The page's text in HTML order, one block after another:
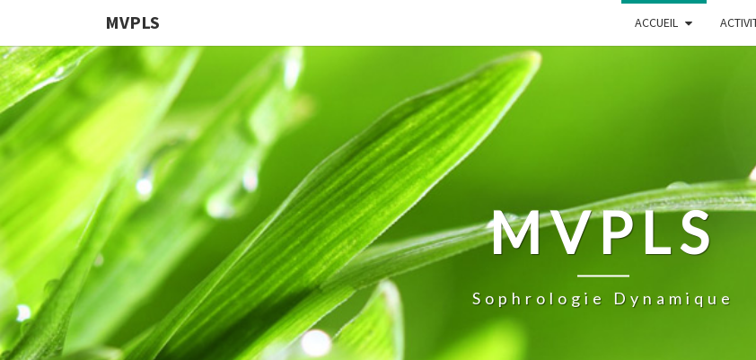
MVPLS ACCUEIL
MVPLS
Sophrologie Dynamique